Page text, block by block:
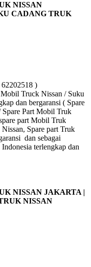
NISSAN
CADANG TRUK
62202518 )
Truck Nissan / Suku
dan bergaransi ( Spare
Part Mobil Truk
part Mobil Truk
Spare part Truk
dan sebagai
terlengkap dan
NISSAN JAKARTA |
NISSAN